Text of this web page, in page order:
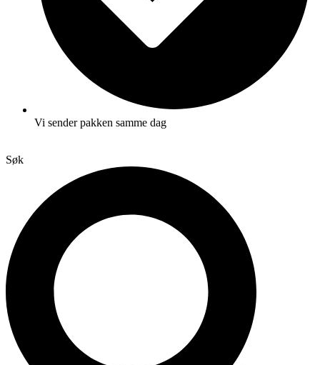
Vi sender pakken samme dag
Søk